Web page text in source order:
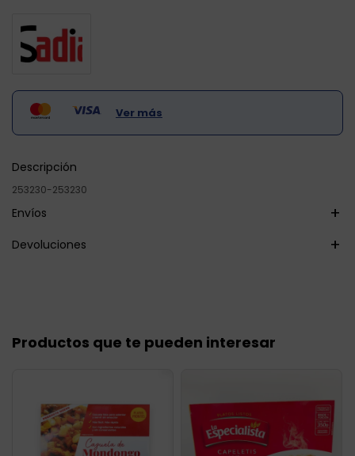
Ver más
Descripción
253230-253230
Envíos
Devoluciones
Productos que te pueden interesar